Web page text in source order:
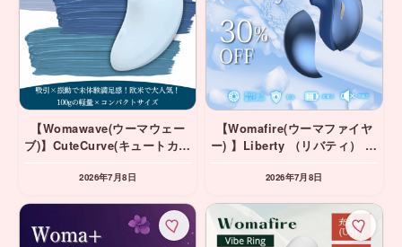
【Womawave(ウーマウェー
ブ)】CuteCurve(キュートカー
2026年7月8日
【Womafire(ウーマファイヤ
ー) 】Liberty （リバティ） ブ
30%OFF
2026年7月8日